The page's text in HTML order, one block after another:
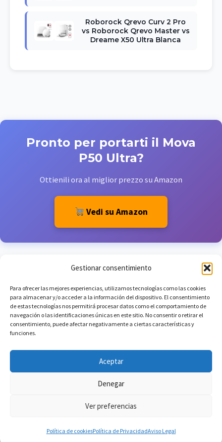
Gestionar consentimiento
Para ofrecer las mejores experiencias, utilizamos tecnologías como las cookies
para almacenar y/o acceder a la información del dispositivo. El consentimiento
de estas tecnologías nos permitirá procesar datos como el comportamiento de
navegación o las identificaciones únicas en este sitio. No consentir o retirar el
consentimiento, puede afectar negativamente a ciertas características y
funciones.
Aceptar
Denegar
Ver preferencias
Política de cookiesPolítica de PrivacidadAviso Legal
Roborock Qrevo Curv 2 Pro
vs Roborock Qrevo Master vs
Dreame X50 Ultra Blanca
Pronto per portarti il Mova
P50 Ultra?
Ottienili ora al miglior prezzo su Amazon
Vedi su Amazon